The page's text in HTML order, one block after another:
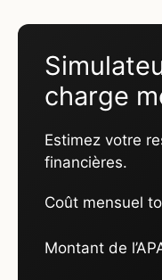
charge
Estimez votre
financières.
Coût mensuel
Montant de